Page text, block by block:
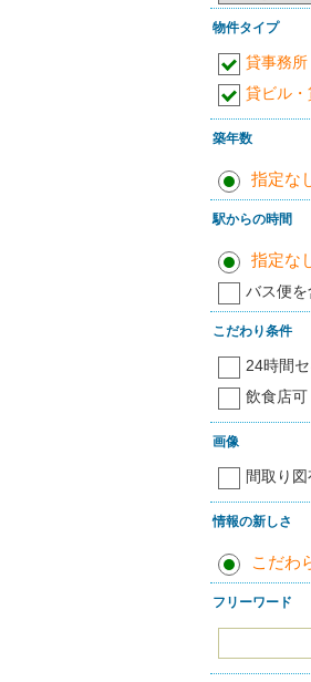
物件タイプ
貸事務所
貸ビル
築年数
指定な
駅からの時間
指定な
バス便を
こだわり条件
24時間
飲食店可
画像
間取り図
情報の新しさ
こだわ
フリーワード